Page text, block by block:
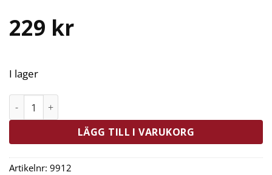
229 kr
I lager
LÄGG TILL I VARUKORG
Artikelnr: 9912